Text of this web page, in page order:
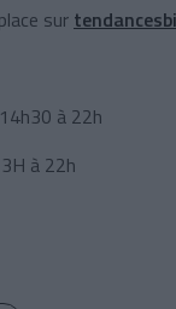
sur
à 22h
à 22h